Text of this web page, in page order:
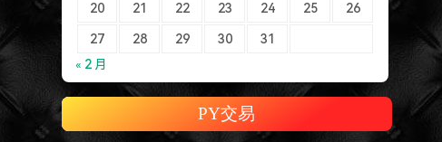
20 21 22 23 24 25 26
27 28 29 30
31
« 2 月
PY交易